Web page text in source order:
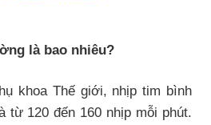
là bao nhiêu?
khoa Thế giới, nhịp tim bình
từ 120 đến 160 nhịp mỗi phút.